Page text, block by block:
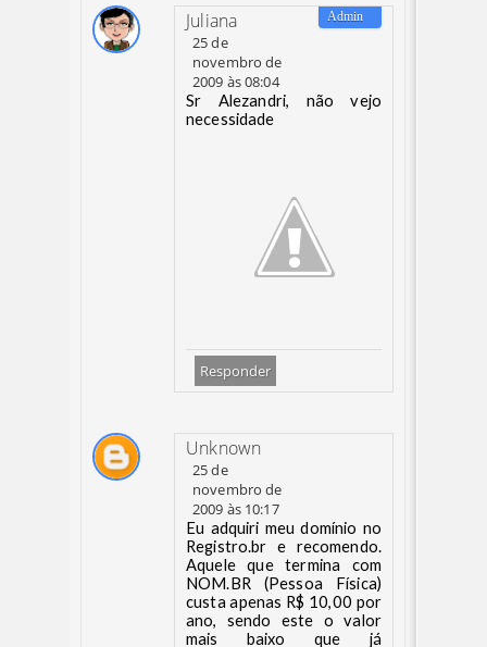
Juliana
25 de
novembro de
2009 às 08:04
Sr Alezandri, não vejo
necessidade
Responder
Unknown
25 de
novembro de
2009 às 10:17
Eu adquiri meu domínio no
Registro.br e recomendo.
Aquele que termina com
NOM.BR (Pessoa Física)
custa apenas R$ 10,00 por
ano, sendo este o valor
mais baixo que já